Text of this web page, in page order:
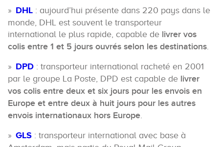
DHL : aujourd’hui présente dans 220 pays dans le
monde, DHL est souvent le transporteur
international le plus rapide, capable de livrer vos
colis entre 1 et 5 jours ouvrés selon les destinations.
DPD : transporteur international racheté en 2001
par le groupe La Poste, DPD est capable de livrer
vos colis entre deux et six jours pour les envois en
Europe et entre deux à huit jours pour les autres
envois internationaux hors Europe.
GLS : transporteur international avec base à